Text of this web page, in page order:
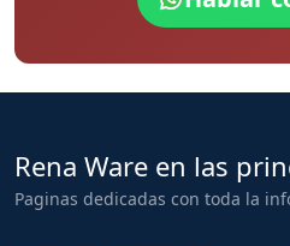
Rena Ware en las
Paginas dedicadas con toda la